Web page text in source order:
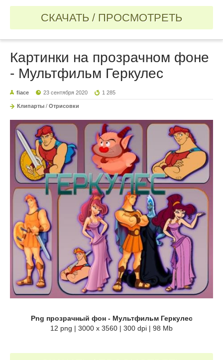
СКАЧАТЬ / ПРОСМОТРЕТЬ
Картинки на прозрачном фоне
- Мультфильм Геркулес
fiace 23 сентября 2020 1 285
Клипарты / Отрисовки
Png прозрачный фон - Мультфильм Геркулес
12 png | 3000 х 3560 | 300 dpi | 98 Mb